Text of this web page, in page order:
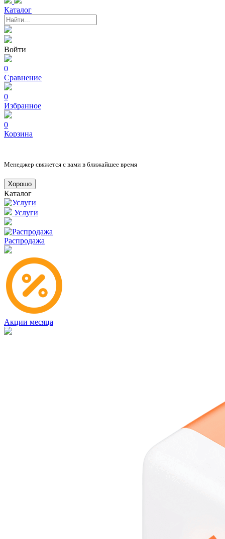
Каталог
Войти
0
Сравнение
0
Избранное
0
Корзина
Менеджер свяжется с вами в ближайшее время
Хорошо
Каталог
Услуги
Распродажа
Акции месяца